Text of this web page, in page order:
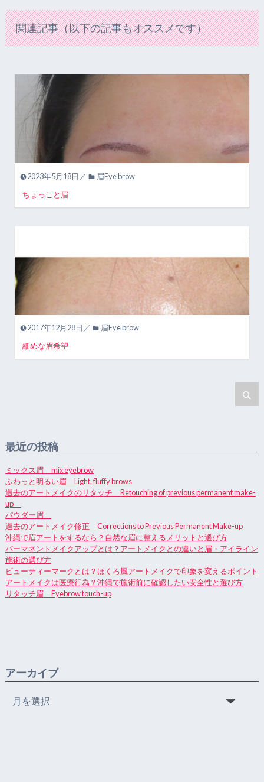
関連記事（以下の記事もオススメです）
2023年5月18日／
眉Eye brow
ちょっこと眉
2017年12月28日／
眉Eye brow
細めな眉希望
最近の投稿
ミックス眉 mix eyebrow
ふわっと明るい眉 Light, fluffy brows
過去のアートメイクのリタッチ Retouching of previous permanent make-
up
パウダー眉
過去のアートメイク修正 Corrections to Previous Permanent Make-up
沖縄で眉アートをするなら？自然な眉に整えるメリットと選び方
パーマネントメイクアップとは？アートメイクとの違いと眉・アイライン
施術の選び方
ビューティーマークとは？ほくろ風アートメイクで印象を変えるポイント
アートメイクは医療行為？沖縄で施術前に確認したい安全性と選び方
リタッチ眉 Eyebrow touch-up
アーカイブ